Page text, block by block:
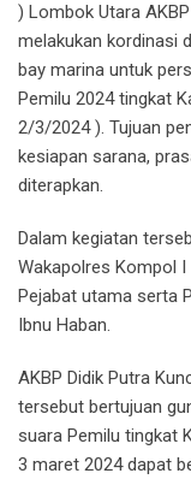
) Lombok Utara
melakukan kordinasi
bay marina untuk
Pemilu 2024 tingkat
2/3/2024 ). Tujuan
kesiapan sarana,
diterapkan.
Dalam kegiatan
Wakapolres Kompol I
Pejabat utama serta
Ibnu Haban.
AKBP Didik Putra
tersebut bertujuan
suara Pemilu tingkat
3 maret 2024 dapat